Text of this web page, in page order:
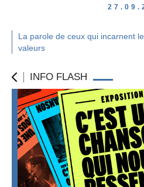
La parole de ceux qui incarnent
valeurs
INFO FLASH